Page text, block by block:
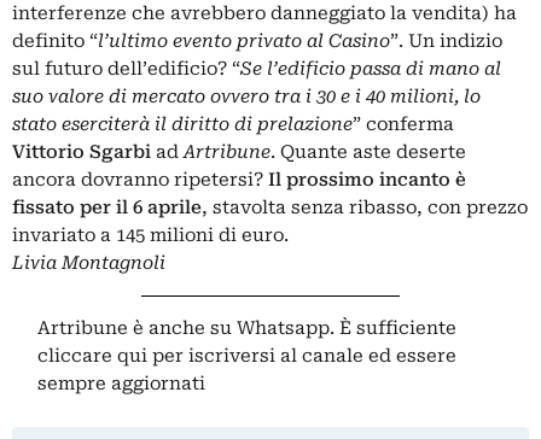
interferenze che avrebbero danneggiato la vendita) ha
definito “l’ultimo evento privato al Casino”. Un indizio
sul futuro dell’edificio? “Se l’edificio passa di mano al
suo valore di mercato ovvero tra i 30 e i 40 milioni, lo
stato eserciterà il diritto di prelazione” conferma
Vittorio Sgarbi adArtribune. Quante aste deserte
ancora dovranno ripetersi? Il prossimo incanto è
fissato per il 6 aprile, stavolta senza ribasso, con prezzo
invariato a 145 milioni di euro.
Livia Montagnoli
Artribune è anche su Whatsapp. È sufficiente
cliccare qui per iscriversi al canale ed essere
sempre aggiornati